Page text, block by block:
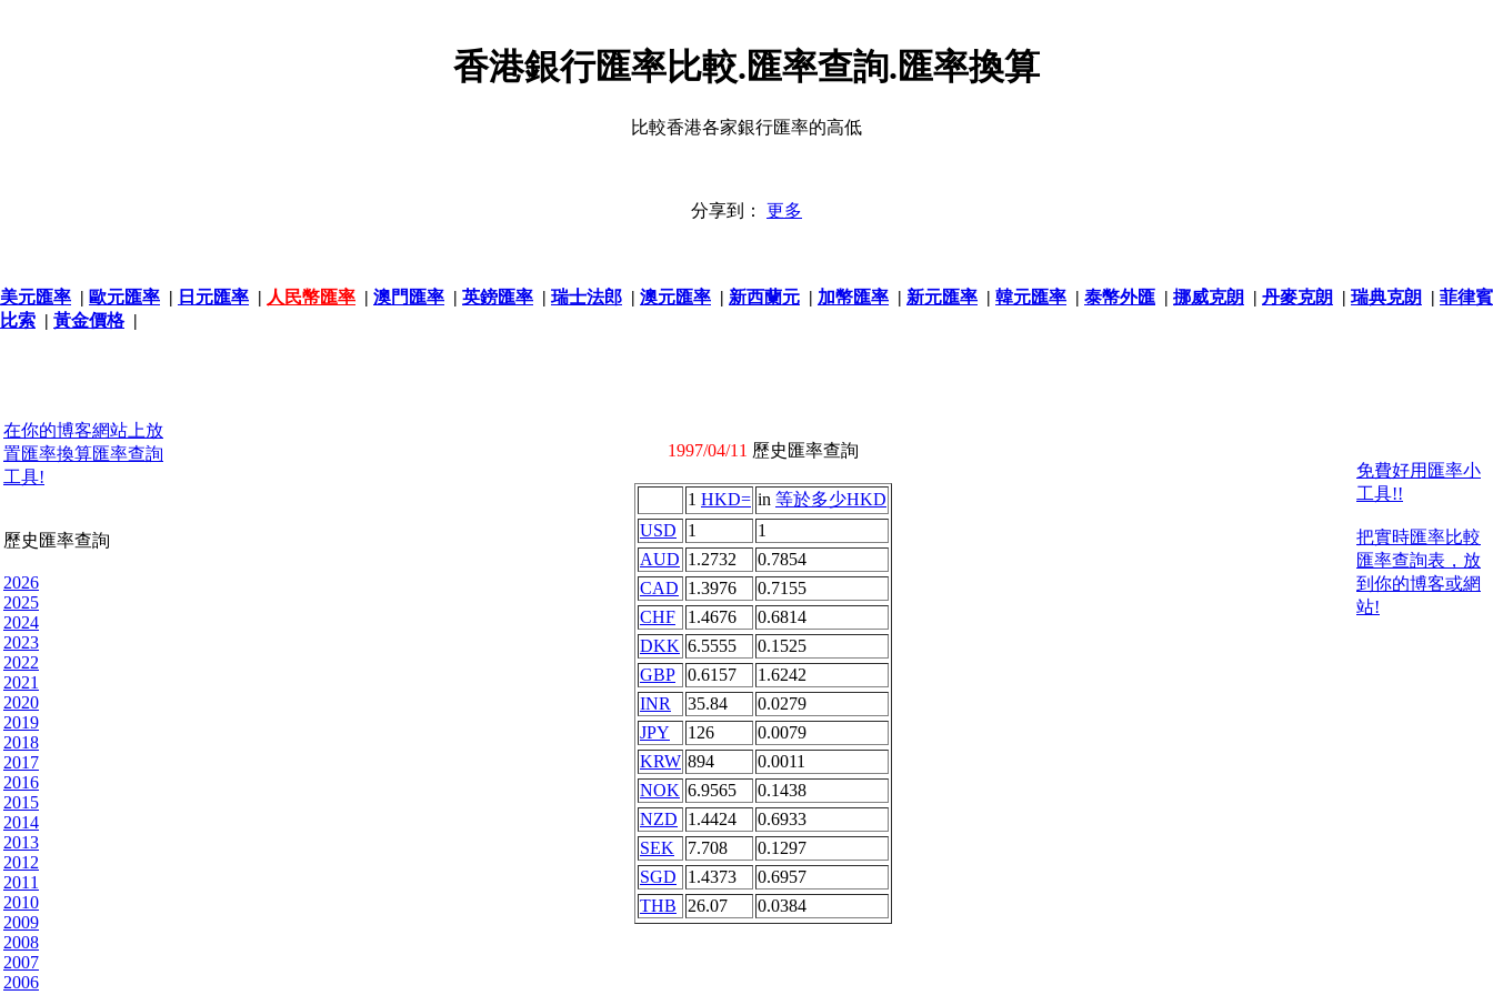
香港銀行匯率比較.匯率查詢.匯率換算
比較香港各家銀行匯率的高低
分享到： 更多
美元匯率 | 歐元匯率 | 日元匯率 | 人民幣匯率 | 澳門匯率 | 英鎊匯率 | 瑞士法郎 | 澳元匯率 | 新西蘭元 | 加幣匯率 | 新元匯率 | 韓元匯率 | 泰幣外匯 | 挪威克朗 | 丹麥克朗 | 瑞典克朗 | 菲律賓
比索 | 黃金價格|
在你的博客網站上放
置匯率換算匯率查詢
工具!
歷史匯率查詢
2026
2025
2024
2023
2022
2021
2020
2019
2018
2017
2016
2015
2014
2013
2012
2011
2010
2009
2008
2007
2006
1997/04/11 歷史匯率查詢
1 HKD= in 等於多少HKD
USD
1
1
AUD 1.2732
0.7854
CAD 1.3976
0.7155
CHF
1.4676
0.6814
DKK 6.5555
0.1525
GBP
0.6157
1.6242
INR
35.84
0.0279
JPY
126
0.0079
KRW 894
0.0011
NOK 6.9565
0.1438
NZD
1.4424
0.6933
SEK
7.708
0.1297
SGD
1.4373
0.6957
THB
26.07 0.0384
免費好用匯率小
工具!!
把實時匯率比較
匯率查詢表，放
到你的博客或網
站!